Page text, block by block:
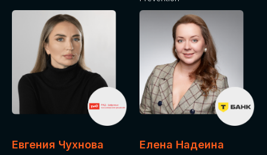
Евгения Чухнова Елена Надеина